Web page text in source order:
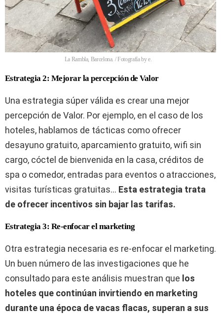
La Rambla, Barcelona. / Fotografía by e.
Estrategia 2: Mejorar la percepción de Valor
Una estrategia súper válida es crear una mejor
percepción de Valor. Por ejemplo, en el caso de los
hoteles, hablamos de tácticas como ofrecer
desayuno gratuito, aparcamiento gratuito, wifi sin
cargo, cóctel de bienvenida en la casa, créditos de
spa o comedor, entradas para eventos o atracciones,
visitas turísticas gratuitas… Esta estrategia trata
de ofrecer incentivos sin bajar las tarifas.
Estrategia 3: Re-enfocar el marketing
Otra estrategia necesaria es re-enfocar el marketing.
Un buen número de las investigaciones que he
consultado para este análisis muestran que los
hoteles que continúan invirtiendo en marketing
durante una época de vacas flacas, superan a sus